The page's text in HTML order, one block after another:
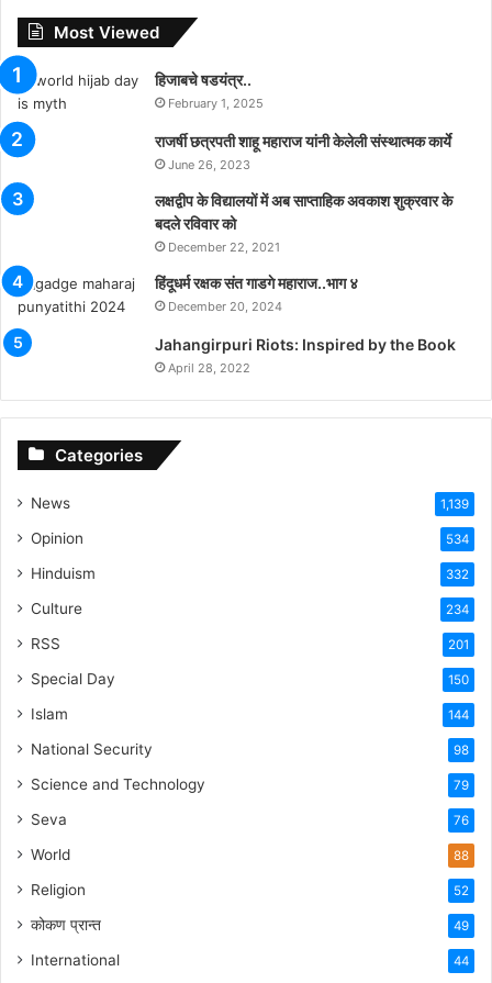
Most Viewed
हिजाबचे षडयंत्र..
February 1, 2025
राजर्षी छत्रपती शाहू महाराज यांनी केलेली संस्थात्मक कार्ये
June 26, 2023
लक्षद्वीप के विद्यालयों में अब साप्ताहिक अवकाश शुक्रवार के
बदले रविवार को
December 22, 2021
हिंदूधर्म रक्षक संत गाडगे महाराज..भाग ४
December 20, 2024
Jahangirpuri Riots: Inspired by the Book
April 28, 2022
Categories
News 1,139
Opinion 534
Hinduism 332
Culture 234
RSS 201
Special Day 150
Islam 144
National Security 98
Science and Technology 79
Seva 76
World 88
Religion 52
कोकण प्रान्त 49
International 44